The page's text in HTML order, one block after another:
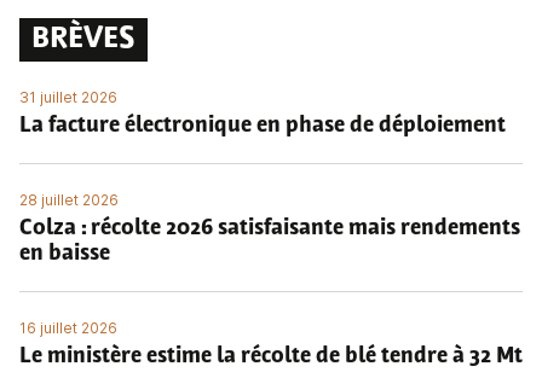
BRÈVES
31 juillet 2026
La facture électronique en phase de déploiement
28 juillet 2026
Colza : récolte 2026 satisfaisante mais rendements
en baisse
16 juillet 2026
Le ministère estime la récolte de blé tendre à 32 Mt